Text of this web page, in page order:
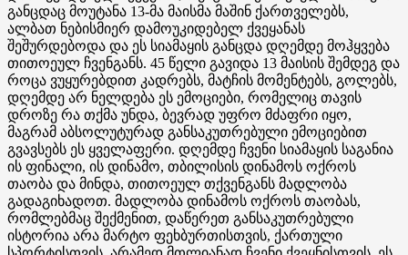
განცდაც მოუტანა 13-მა მაისმა მაშინ ქართველებს,
ალბათ ნებისმიერ დამოუკიდებელ ქვეყანას
შეშურდებოდა და ეს სიამაყის განცდა დღემდე მოჰყვება
თითოეულ ჩვენგანს. 45 წელი გავიდა 13 მაისის შემდეგ და
როცა ვუყურებდით კადრებს, მატჩის მომენტებს, გოლებს,
დღემდე არ ნელდება ეს ემოციები, რომელიც თავის
დროზე რა თქმა უნდა, ბევრად უფრო მძაფრი იყო,
მაგრამ აბსოლუტურად განსაკუთრებული ემოციებით
გვავსებს ეს ყველაფერი. დღემდე ჩვენი სიამაყის საგანია
ის ფინალი, ის დინამო, თბილისის დინამოს ოქროს
თაობა და მინდა, თითოეულ თქვენგანს მადლობა
გადაგიხადოთ. მადლობა დინამოს ოქროს თაობას,
რომლებმაც შექმენით, დაწერეთ განსაკუთრებული
ისტორია არა მარტო ფეხბურთისთვის, ქართული